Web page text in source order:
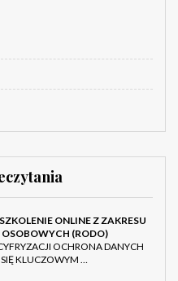
ONLINE Z ZAKRESU
(RODO)
OCHRONA DANYCH
KLUCZOWYM …